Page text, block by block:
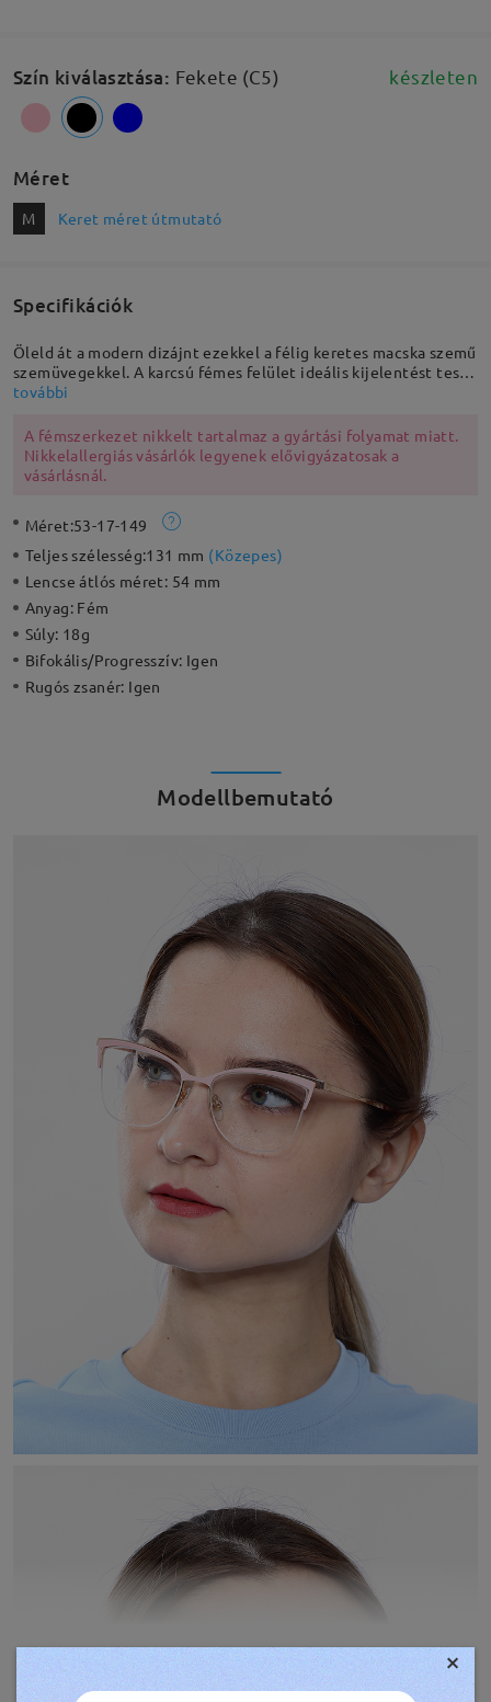
Szín kiválasztása: Fekete (C5) készleten
Méret
M Keret méret útmutató
Specifikációk
Öleld át a modern dizájnt ezekkel a félig keretes macska szemű
szemüvegekkel. A karcsú fémes felület ideális kijelentést tesz
ezeknek a szemüvegeknek. Állítható orrpárnákkal tervezték,
további
A fémszerkezet nikkelt tartalmaz a gyártási folyamat miatt.
Nikkelallergiás vásárlók legyenek elővigyázatosak a
vásárlásnál.
Méret:53-17-149
Teljes szélesség:131 mm (Közepes)
Lencse átlós méret: 54 mm
Anyag: Fém
Súly: 18g
Bifokális/Progresszív: Igen
Rugós zsanér: Igen
Modellbemutató
TOVÁBBIAK MEGJELENÍTÉSE ×